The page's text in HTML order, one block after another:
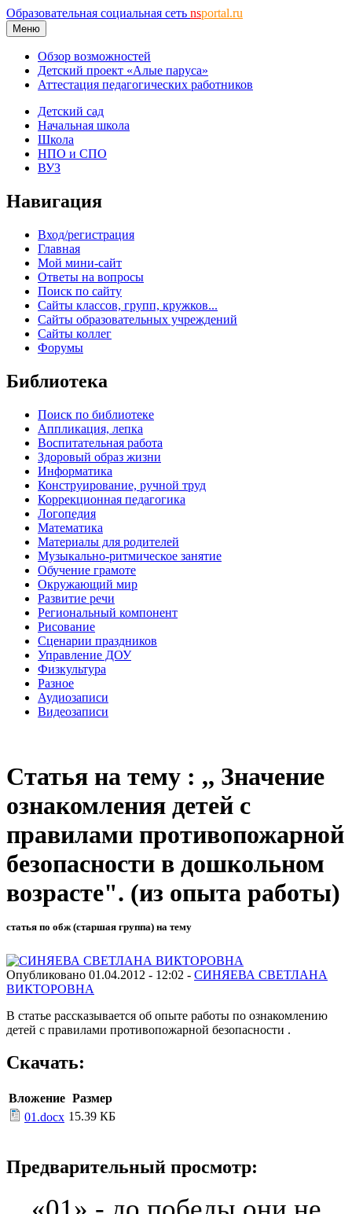
Образовательная социальная сеть nsportal.ru
Меню
Обзор возможностей
Детский проект «Алые паруса»
Аттестация педагогических работников
Детский сад
Начальная школа
Школа
НПО и СПО
ВУЗ
Навигация
Вход/регистрация
Главная
Мой мини-сайт
Ответы на вопросы
Поиск по сайту
Сайты классов, групп, кружков...
Сайты образовательных учреждений
Сайты коллег
Форумы
Библиотека
Поиск по библиотеке
Аппликация, лепка
Воспитательная работа
Здоровый образ жизни
Информатика
Конструирование, ручной труд
Коррекционная педагогика
Логопедия
Математика
Материалы для родителей
Музыкально-ритмическое занятие
Обучение грамоте
Окружающий мир
Развитие речи
Региональный компонент
Рисование
Сценарии праздников
Управление ДОУ
Физкультура
Разное
Аудиозаписи
Видеозаписи
Статья на тему : ,, Значение
ознакомления детей с
правилами противопожарной
безопасности в дошкольном
возрасте". (из опыта работы)
статья по обж (старшая группа) на тему
Опубликовано 01.04.2012 - 12:02 - СИНЯЕВА СВЕТЛАНА
ВИКТОРОВНА
В статье рассказывается об опыте работы по ознакомлению
детей с правилами противопожарной безопасности .
Скачать:
Вложение Размер
01.docx 15.39 КБ
Предварительный просмотр: